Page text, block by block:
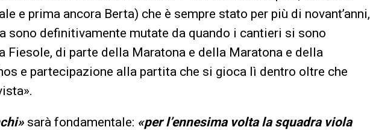
e prima ancora Berta) che è sempre stato per più di novant’anni,
sono definitivamente mutate da quando i cantieri si sono
Fiesole, di parte della Maratona e della Maratona e della
e partecipazione alla partita che si gioca lì dentro oltre che
sarà fondamentale: «per l’ennesima volta la squadra viola